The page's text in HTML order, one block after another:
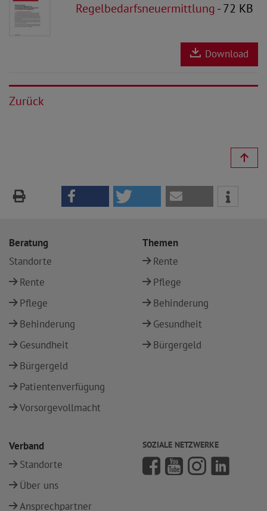
Regelbedarfsneuermittlung- 72 KB
Download
Zurück
Beratung
Standorte
Rente
Pflege
Behinderung
Gesundheit
Bürgergeld
Patientenverfügung
Vorsorgevollmacht
Themen
Rente
Pflege
Behinderung
Gesundheit
Bürgergeld
Verband
Standorte
Über uns
Ansprechpartner
SOZIALE NETZWERKE